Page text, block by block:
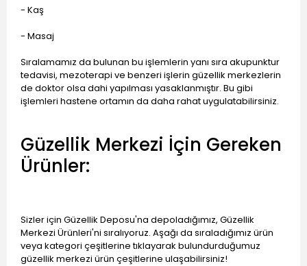
- Kaş
- Masaj
Sıralamamız da bulunan bu işlemlerin yanı sıra akupunktur
tedavisi, mezoterapi ve benzeri işlerin güzellik merkezlerin
de doktor olsa dahi yapılması yasaklanmıştır. Bu gibi
işlemleri hastene ortamın da daha rahat uygulatabilirsiniz.
Güzellik Merkezi İçin Gereken
Ürünler:
Sizler için Güzellik Deposu'na depoladığımız, Güzellik
Merkezi Ürünleri'ni sıralıyoruz. Aşağı da sıraladığımız ürün
veya kategori çeşitlerine tıklayarak bulundurduğumuz
güzellik merkezi ürün çeşitlerine ulaşabilirsiniz!